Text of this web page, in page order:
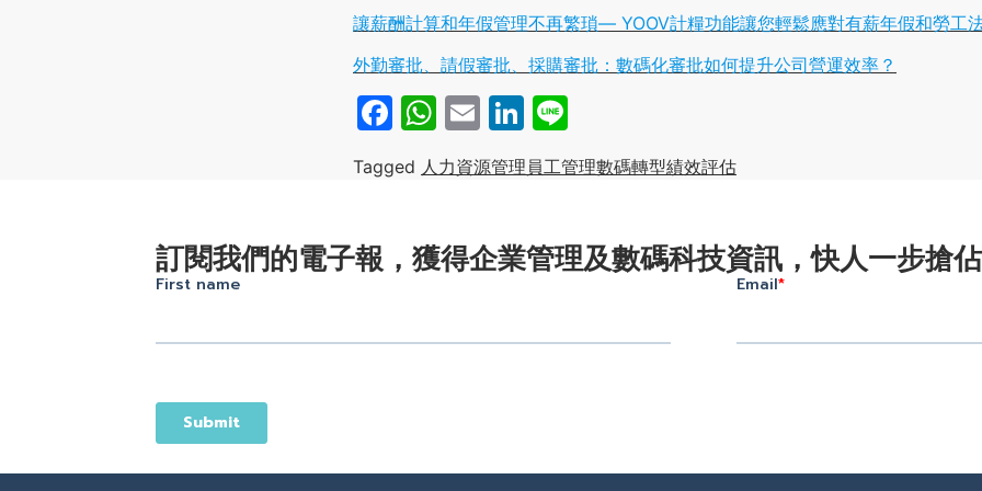
讓薪酬計算和年假管理不再繁瑣— YOOV計糧功能讓您輕鬆應對有薪年假和勞工
外勤審批、請假審批、採購審批：數碼化審批如何提升公司營運效率？
Facebook
WhatsApp
EmailLinkedIn
Tagged 人力資源管理 員工管理數碼轉型績效評估
訂閱我們的電子報，獲得企業管理及數碼科技資訊，快人一步搶佔